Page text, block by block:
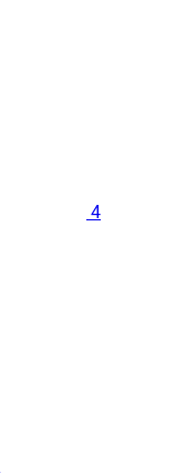
4